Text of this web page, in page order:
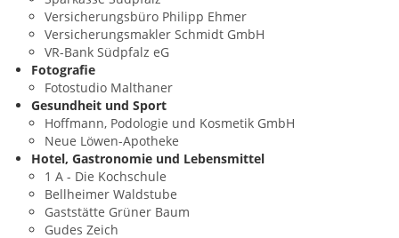
Versicherungsbüro Philipp Ehmer
Versicherungsmakler Schmidt GmbH
VR-Bank Südpfalz eG
Fotografie
Fotostudio Malthaner
Gesundheit und Sport
Hoffmann, Podologie und Kosmetik GmbH
Neue Löwen-Apotheke
Hotel, Gastronomie und Lebensmittel
1 A - Die Kochschule
Bellheimer Waldstube
Gaststätte Grüner Baum
Gudes Zeich